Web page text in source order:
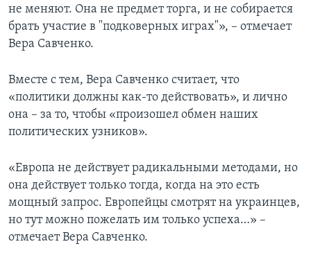
не меняют. Она не предмет торга, и не собирается
брать участие в "подковерных играх"», – отмечает
Вера Савченко.
Вместе с тем, Вера Савченко считает, что
«политики должны как-то действовать», и лично
она – за то, чтобы «произошел обмен наших
политических узников».
«Европа не действует радикальными методами, но
она действует только тогда, когда на это есть
мощный запрос. Европейцы смотрят на украинцев,
но тут можно пожелать им только успеха…» –
отмечает Вера Савченко.